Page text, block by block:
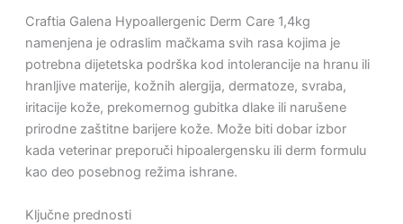
Craftia Galena Hypoallergenic Derm Care 1,4kg
namenjena je odraslim mačkama svih rasa kojima je
potrebna dijetetska podrška kod intolerancije na hranu ili
hranljive materije, kožnih alergija, dermatoze, svraba,
iritacije kože, prekomernog gubitka dlake ili narušene
prirodne zaštitne barijere kože. Može biti dobar izbor
kada veterinar preporuči hipoalergensku ili derm formulu
kao deo posebnog režima ishrane.
Ključne prednosti